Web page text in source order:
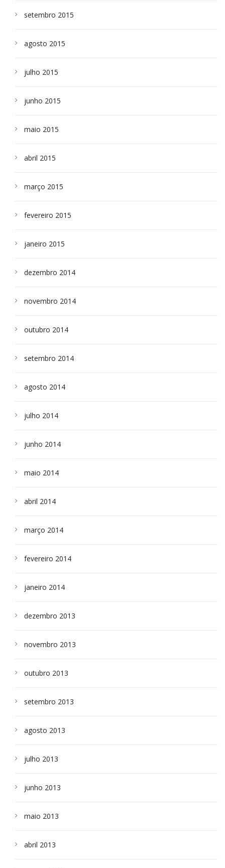
setembro 2015
agosto 2015
julho 2015
junho 2015
maio 2015
abril 2015
março 2015
fevereiro 2015
janeiro 2015
dezembro 2014
novembro 2014
outubro 2014
setembro 2014
agosto 2014
julho 2014
junho 2014
maio 2014
abril 2014
março 2014
fevereiro 2014
janeiro 2014
dezembro 2013
novembro 2013
outubro 2013
setembro 2013
agosto 2013
julho 2013
junho 2013
maio 2013
abril 2013